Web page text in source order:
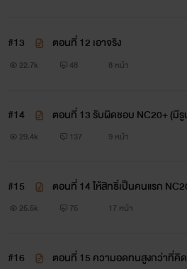
#13 ตอนที่ 12 เอาจริง
22.7k 48 8 หน้า
#14 ตอนที่ 13 รับผิดชอบ NC20+ (มีรู
29.4k 137 9 หน้า
#15
ตอนที่ 14 ให้สิทธิ์เป็นคนแรก
(มีรูป)
25.5k 75 17 หน้า
#16
ตอนที่ 15 ความอดทนสูงกว่าที่คิ